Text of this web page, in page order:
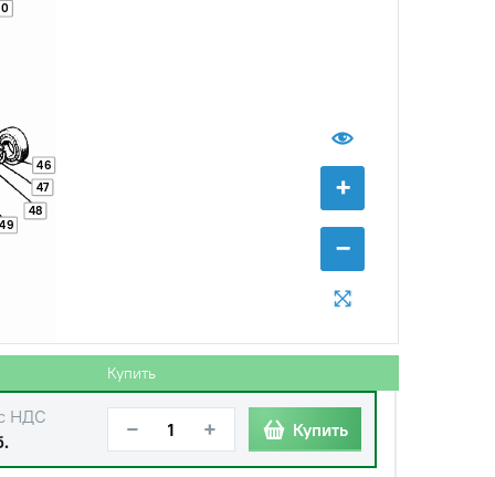
+
−
46
47
48
Купить
Купить
− + Купить
НДС
− + Купить